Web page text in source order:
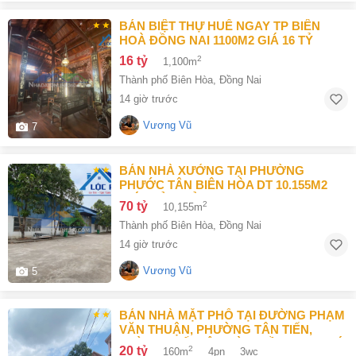
7
BÁN BIỆT THỰ HUẾ NGAY TP BIÊN
HOÀ ĐỒNG NAI 1100M2 GIÁ 16 TỶ
16 tỷ 1,100m2
Thành phố Biên Hòa Đồng Nai
14 giờ trước
Vương Vũ
5
BÁN NHÀ XƯỞNG TẠI PHƯỜNG
PHƯỚC TÂN BIÊN HÒA DT 10.155M2
GIÁ CHỈ 70 TỶ
70 tỷ 10,155m2
Thành phố Biên Hòa, Đồng Nai
14 giờ trước
Vương Vũ
BÁN NHÀ MẶT PHỐ TẠI ĐƯỜNG PHẠM
VĂN THUẬN, PHƯỜNG TÂN TIẾN,
THÀNH PHỐ BIÊN HÒA, ĐỒNG NAI GIÁ
20 tỷ 160m2 4pn 3wc